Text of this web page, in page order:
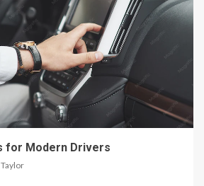
for Modern Drivers